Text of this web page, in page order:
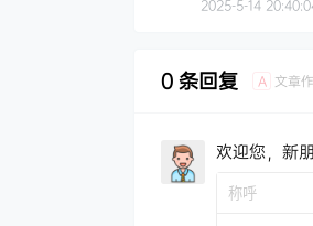
2025-5-14
0 条回复 A 文章
欢迎您，新